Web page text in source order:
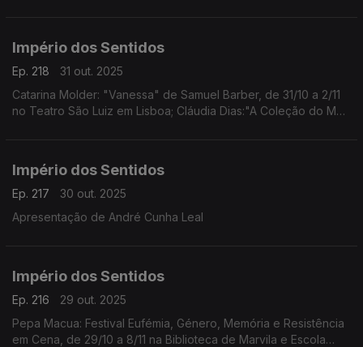
Império dos Sentidos
Ep. 218
31 out. 2025
Catarina Molder: "Vanessa" de Samuel Barber, de 31/10 a 2/11
no Teatro São Luiz em Lisboa; Cláudia Dias:"A Coleção do Meu
Império dos Sentidos
Ep. 217
30 out. 2025
Apresentação de André Cunha Leal
Império dos Sentidos
Ep. 216
29 out. 2025
Pepa Macua: Festival Eufémia, Género, Memória e Resistência
em Cena, de 29/10 a 8/11 na Biblioteca de Marvila e Escola